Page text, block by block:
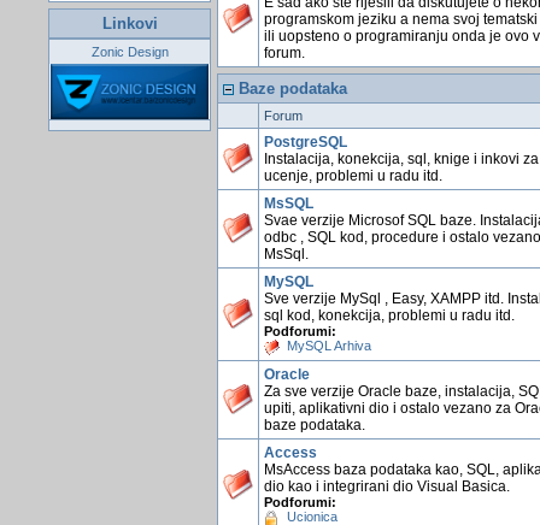
Linkovi
Zonic Design
programskom jeziku a nema svoj tematski
ili uopsteno o programiranju onda je ovo
forum.
Baze podataka
Forum
PostgreSQL
Instalacija, konekcija, sql, knige i inkovi za
ucenje, problemi u radu itd.
MsSQL
Svae verzije Microsof SQL baze.
odbc , SQL kod, procedure i ostalo
MsSql.
MySQL
Sve verzije MySql , Easy, XAMPP itd.
sql kod, konekcija, problemi u radu itd.
Podforumi:
MySQL Arhiva
Oracle
Za sve verzije Oracle baze, instalacija,
upiti, aplikativni dio i ostalo vezano za
baze podataka.
Access
MsAccess baza podataka kao, SQL,
dio kao i integrirani dio Visual Basica.
Podforumi:
Ucionica